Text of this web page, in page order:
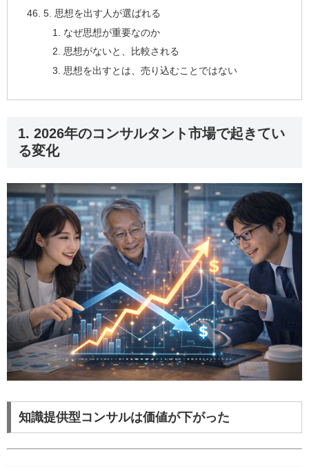
5. 思想を出す人が選ばれる
なぜ思想が重要なのか
思想がないと、比較される
思想を出すとは、売り込むことではない
1. 2026年のコンサルタント市場で起きてい
る変化
知識提供型コンサルは価値が下がった